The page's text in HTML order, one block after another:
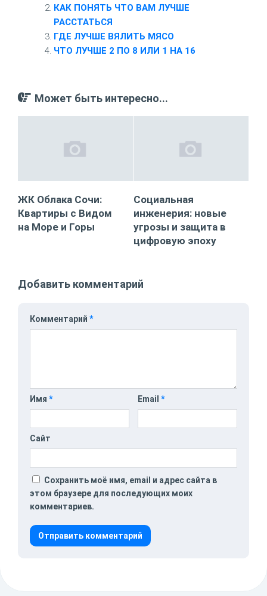
КАК ПОНЯТЬ ЧТО ВАМ ЛУЧШЕ
РАССТАТЬСЯ
ГДЕ ЛУЧШЕ ВЯЛИТЬ МЯСО
ЧТО ЛУЧШЕ 2 ПО 8 ИЛИ 1 НА 16
Может быть интересно...
ЖК Облака Сочи:
Квартиры с Видом
на Море и Горы
Социальная
инженерия: новые
угрозы и защита в
цифровую эпоху
Добавить комментарий
Комментарий *
Имя * Email *
Сайт
Сохранить моё имя, email и адрес сайта в
этом браузере для последующих моих
комментариев.